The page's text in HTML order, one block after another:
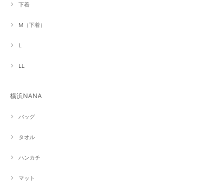
下着
M（下着）
L
LL
横浜NANA
バッグ
タオル
ハンカチ
マット